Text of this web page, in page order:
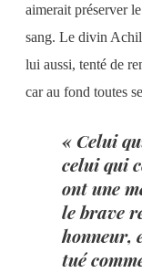
aimerait préserver le
sang. Le divin
lui aussi, tenté de
car au fond toutes
« Celui
celui qui
ont une
le brave
honneur,
tué